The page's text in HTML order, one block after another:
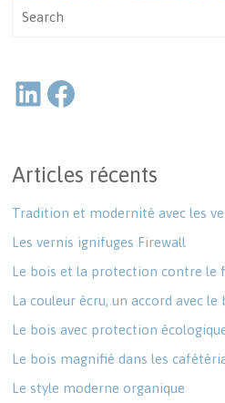
Articles récents
Tradition et modernité avec les
Les vernis ignifuges Firewall
Le bois et la protection contre le
La couleur écru, un accord avec le
Le bois avec protection
Le bois magnifié dans les
Le style moderne organique